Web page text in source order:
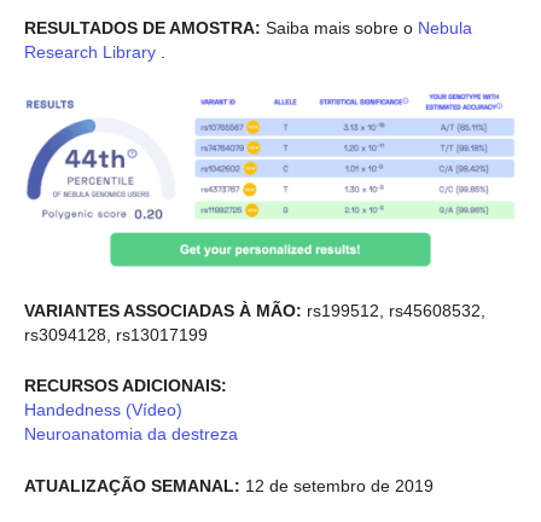
RESULTADOS DE AMOSTRA: Saiba mais sobre o Nebula
Research Library
VARIANTES ASSOCIADAS À MÃO: rs199512, rs45608532,
rs3094128, rs13017199
RECURSOS ADICIONAIS:
Handedness (Vídeo)
Neuroanatomia da destreza
ATUALIZAÇÃO SEMANAL: 12 de setembro de 2019